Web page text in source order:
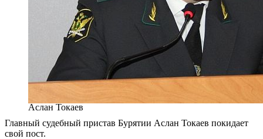
Аслан Токаев
Главный судебный пристав Бурятии Аслан Токаев покидает
свой пост.